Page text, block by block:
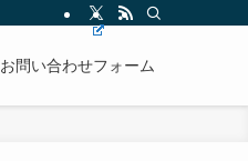
お問い合わせフォーム